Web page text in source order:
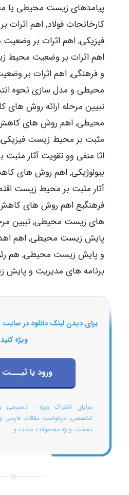
پیامدهای زیست محیطی یا
کارخانجات فولاد, اهم
فیزیکی, اهم اثرات بر
اهم اثرات بر وضعیت محیط
و فرهنگی, اهم اثرات بر
محیطی و مدل سازی نحوه
تبیین مرحله ارائه روش
محیطی, اهم روش های کاهش
مثبت بر محیط زیست
اثا منفی وو تقویت آثار
بیولوژیکی, اهم روش های
آثار مثبت بر محیط زیست
فرهنگیع اهم روش های
های زیست محیطی, تببین
پایش زیست محیطی, اهم
و پایش زیست محیطی, هم
برنامه های مدیریت و
برای دیدن لینک دانلود در
ویژه کنید
ورود یا ثبـــت
مزایای اشتراک ویژه : دسترسی
تخصصی، درخواست مقالات فارسی و
تخفیف ویژه محصولات سایت و ...